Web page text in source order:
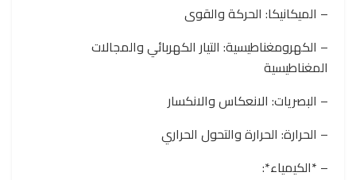
– الميكانيكا: الحركة والقوى
– الكهرومغناطيسية: التيار الكهربائي والمجالات
المغناطيسية
– البصريات: الانعكاس والانكسار
– الحرارة: الحرارة والتحول الحراري
– *الكيمياء*: